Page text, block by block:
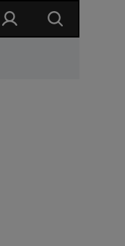
cum trebuie” Toate